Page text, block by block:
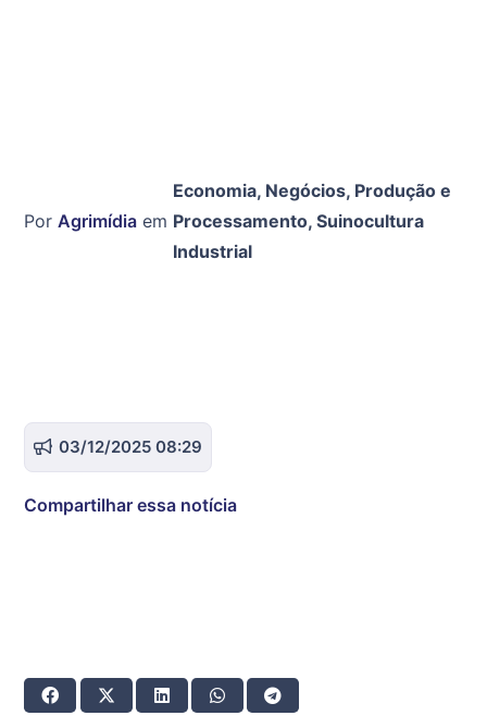
Por Agrimídia em
Economia, Negócios, Produção e
Processamento, Suinocultura
Industrial
03/12/2025 08:29
Compartilhar essa notícia